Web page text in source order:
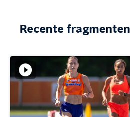
Recente fragmenten